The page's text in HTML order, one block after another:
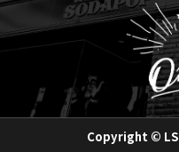
Copyright ©